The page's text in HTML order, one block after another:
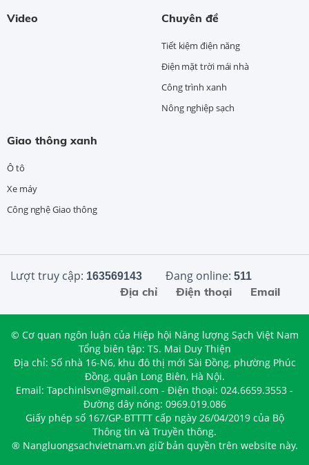
Video Chuyên đề
Tiết kiệm điện năng
Điện mặt trời mái nhà
Công trình xanh
Nông nghiệp sạch
Giao thông xanh
Ô tô
Xe máy
Công nghệ Giao thông
Lượt truy cập: 163569143 Đang online: 511
Email
Điện thoại
Địa chỉ
© Cơ quan ngôn luận của Hiệp hội Năng lượng Sạch Việt Nam
Tổng biên tập: TS. Mai Duy Thiện
Địa chỉ: Số nhà 16-N6, khu đô thị mới Sài Đồng, phường Phúc
Đồng, quận Long Biên, Hà Nội.
Email: Tapchinlsvn@gmail.com - Điện thoại: 024.6659.3553 -
Đường dây nóng: 0969.019.086
Giấy phép số 167/GP-BTTTT cấp ngày 26/04/2019 của Bộ
Thông tin và Truyền thông.
® Nangluongsachvietnam.vn giữ bản quyền trên website này.